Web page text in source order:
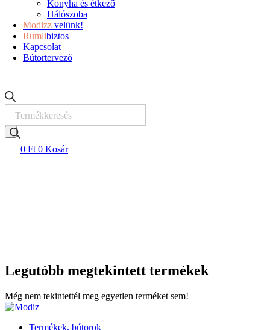
Konyha és étkező
Hálószoba
Modizz velünk!
Rumlibiztos
Kapcsolat
Bútortervező
search
0 Ft 0 Kosár
Legutóbb megtekintett termékek
Még nem tekintettél meg egyetlen terméket sem!
Termékek, bútorok